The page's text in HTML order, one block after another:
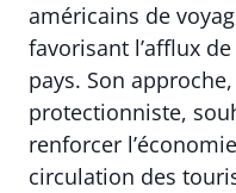
américains de
favorisant l’afflux
pays. Son
protectionniste,
renforcer
circulation des